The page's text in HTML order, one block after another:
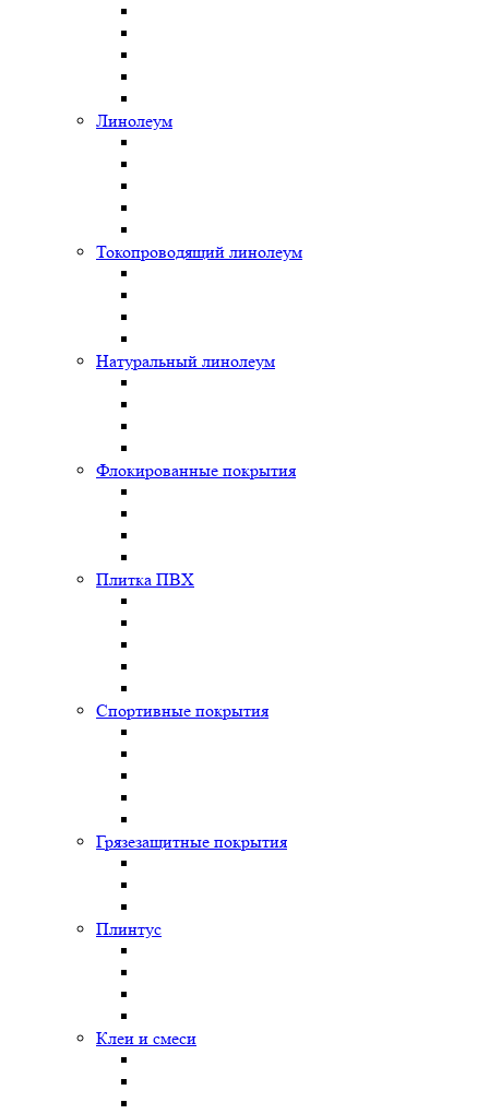
Линолеум
Токопроводящий линолеум
Натуральный линолеум
Флокированные покрытия
Плитка ПВХ
Спортивные покрытия
Грязезащитные покрытия
Плинтус
Клеи и смеси